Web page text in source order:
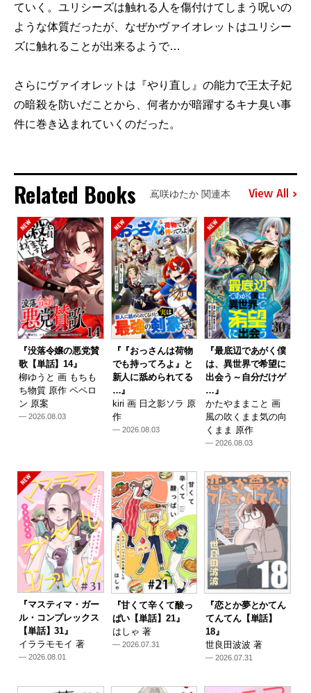
ていく。ユリシーズは触れる人を傷付けてしまう呪いの
ような体質だったが、なぜかヴァイオレットはユリシー
ズに触れることが出来るようで…
さらにヴァイオレットは『やり直し』の能力で王太子妃
の暗殺を防いだことから、何者かが暗躍するキナ臭い事
件に巻き込まれていくのだった。
Related Books 嶌咲ゆたか 関連本 View All
『没落令嬢の悪党賛
歌【単話】14』
柳ゆうと 画 もちも
ち物質 原作 ペペロ
ン 原案
— 2026.08.03
『『おっさんは荷物
でも持ってろよ』と
新人に舐められてる
…』
kiri 画 日之影ソラ 原
作
— 2026.08.03
『最底辺であがく僕
は、異世界で希望に
出会う～自分だけゲ
…』
かたやままこと 画
風の吹くまま気の向
くまま 原作
— 2026.08.03
『マスティマ・ガー
ル・コンプレックス
【単話】31』
イララモモイ 著
— 2026.08.01
『甘くて辛くて酸っ
ぱい【単話】21』
はしゃ 著
— 2026.07.31
『恋とか夢とかてん
てんてん【単話】
18』
世良田波波 著
— 2026.07.31